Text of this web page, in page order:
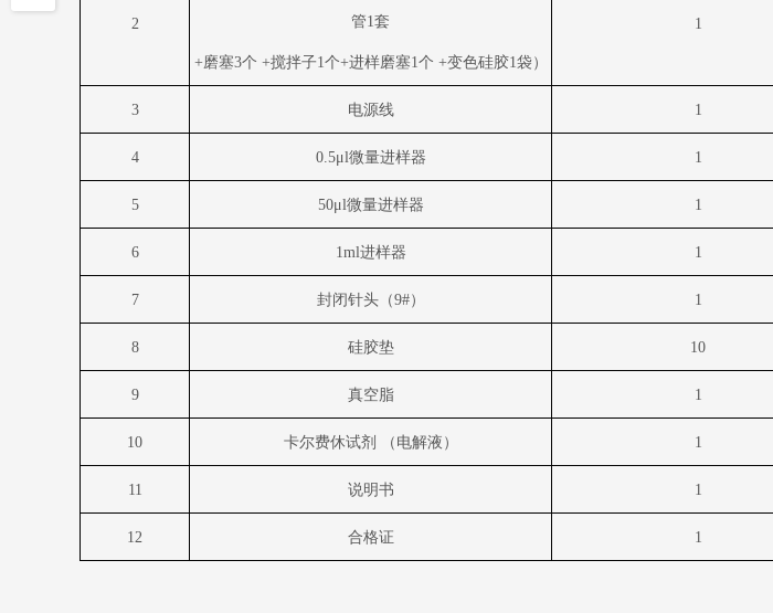
2 管1 套
+磨塞3个 +搅拌子1 个+进样磨塞1 个 +变色硅胶1 袋）
1
3 电源线 1
4 0.5μl微量进样器 1
5 50μl微量进样器 1
6 1ml进样器 1
7 封闭针头（9#） 1
8 硅胶垫 10
9 真空脂 1
10 卡尔费休试剂 （电解液） 1
11 说明书 1
12 合格证 1